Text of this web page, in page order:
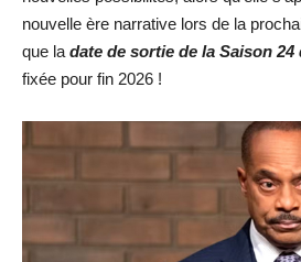
nouvelle ère narrative lors de la
que la date de sortie de la Saison 24
fixée pour fin 2026 !